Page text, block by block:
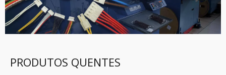
PRODUTOS QUENTES